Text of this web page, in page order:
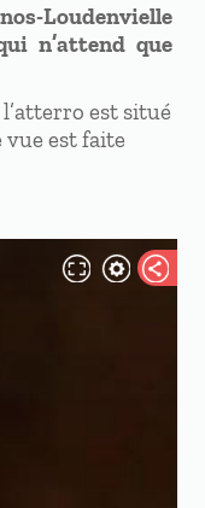
Loudenvielle
n’attend que
est situé
vue est faite